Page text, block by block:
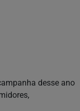
desse ano